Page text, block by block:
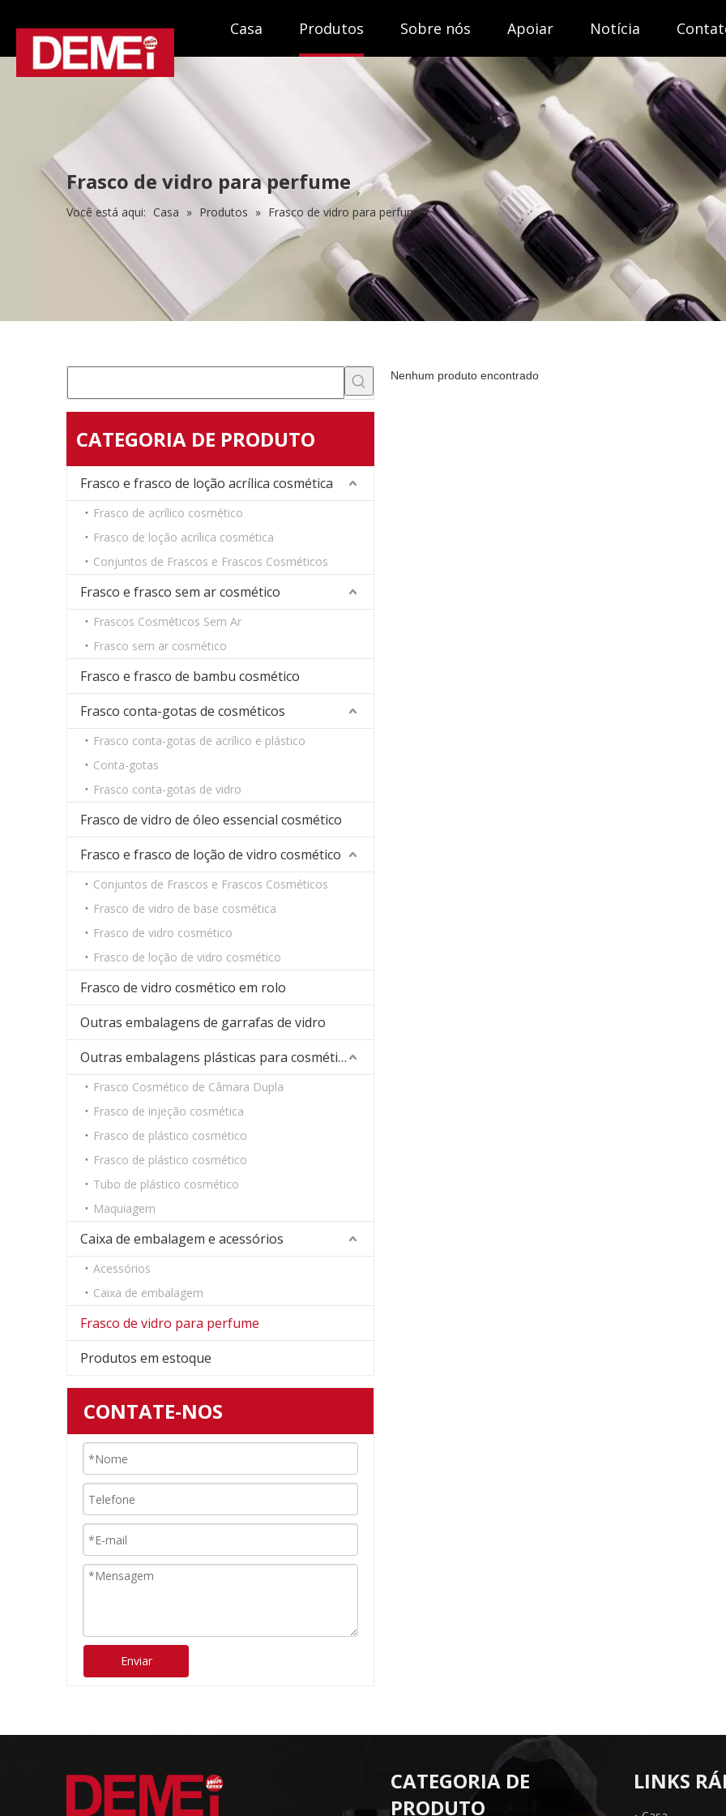
Casa Produtos Sobre nós Apoiar Notícia
Frasco de vidro para perfume
Você está aqui: Casa » Produtos » Frasco de vidro para perfume
CATEGORIA DE PRODUTO
Frasco e frasco de loção acrílica cosmética
Frasco de acrílico cosmético
Frasco de loção acrílica cosmética
Conjuntos de Frascos e Frascos Cosméticos
Frasco e frasco sem ar cosmético
Frascos Cosméticos Sem Ar
Frasco sem ar cosmético
Frasco e frasco de bambu cosmético
Frasco conta-gotas de cosméticos
Frasco conta-gotas de acrílico e plástico
Conta-gotas
Frasco conta-gotas de vidro
Frasco de vidro de óleo essencial cosmético
Frasco e frasco de loção de vidro cosmético
Conjuntos de Frascos e Frascos Cosméticos
Frasco de vidro de base cosmética
Frasco de vidro cosmético
Frasco de loção de vidro cosmético
Frasco de vidro cosmético em rolo
Outras embalagens de garrafas de vidro
Outras embalagens plásticas para cosméticos
Frasco Cosmético de Câmara Dupla
Frasco de injeção cosmética
Frasco de plástico cosmético
Frasco de plástico cosmético
Tubo de plástico cosmético
Maquiagem
Caixa de embalagem e acessórios
Acessórios
Caixa de embalagem
Frasco de vidro para perfume
Produtos em estoque
CONTATE-NOS
Enviar
Nenhum produto encontrado
CATEGORIA DE
PRODUTO
LINKS